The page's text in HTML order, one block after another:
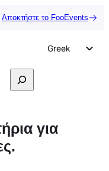
Αποκτήστε το FooEvents
Greek
Spanish
για